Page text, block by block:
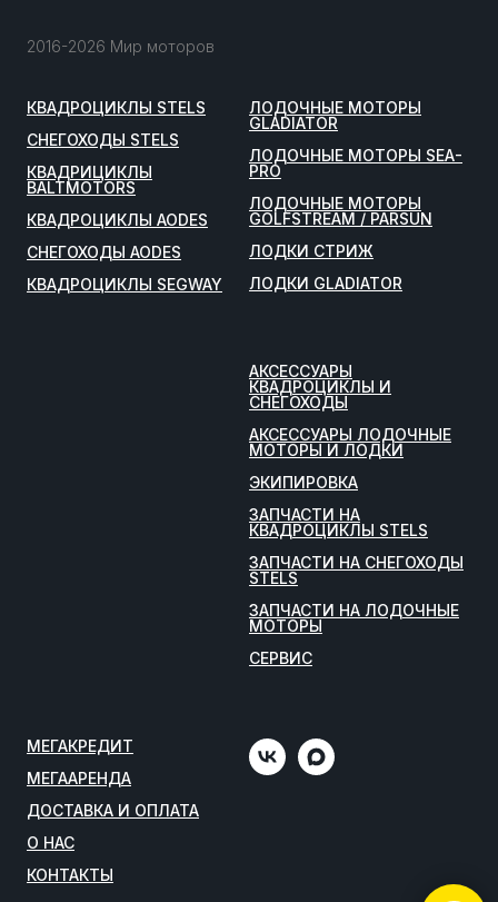
2016-2026 Мир моторов
КВАДРОЦИКЛЫ STELS
СНЕГОХОДЫ STELS
КВАДРИЦИКЛЫ
BALTMOTORS
КВАДРОЦИКЛЫ AODES
СНЕГОХОДЫ AODES
КВАДРОЦИКЛЫ SEGWAY
ЛОДОЧНЫЕ МОТОРЫ
GLADIATOR
ЛОДОЧНЫЕ МОТОРЫ SEA-
PRO
ЛОДОЧНЫЕ МОТОРЫ
GOLFSTREAM / PARSUN
ЛОДКИ СТРИЖ
ЛОДКИ GLADIATOR
АКСЕССУАРЫ
КВАДРОЦИКЛЫ И
СНЕГОХОДЫ
АКСЕССУАРЫ ЛОДОЧНЫЕ
МОТОРЫ И ЛОДКИ
ЭКИПИРОВКА
ЗАПЧАСТИ НА
КВАДРОЦИКЛЫ STELS
ЗАПЧАСТИ НА СНЕГОХОДЫ
STELS
ЗАПЧАСТИ НА ЛОДОЧНЫЕ
МОТОРЫ
СЕРВИС
МЕГАКРЕДИТ
МЕГААРЕНДА
ДОСТАВКА И ОПЛАТА
О НАС
КОНТАКТЫ